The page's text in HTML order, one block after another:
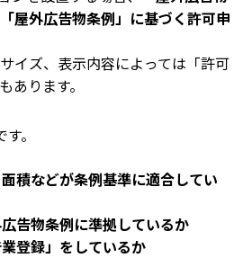
屋外広告物条例」に基づく許可申
イズ、表示内容によっては「許可
あります。
。
積などが条例基準に適合してい
告物条例に準拠しているか
登録」をしているか